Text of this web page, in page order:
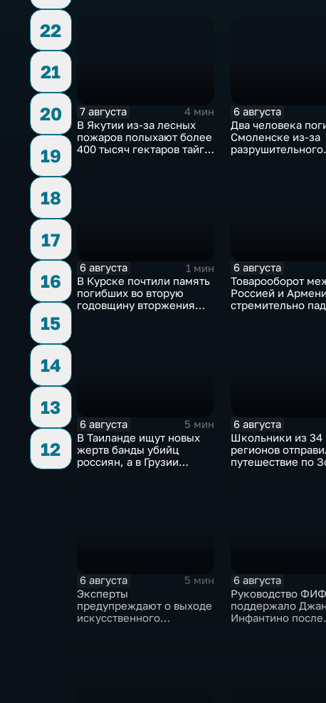
22
21
20
19
18
17
16
15
14
13
12
7 августа
4 мин
В Якутии из-за лесных
пожаров полыхают более
400 тысяч гектаров тайги,
6 августа
Два человека
Смоленске из-за
разрушительного
6 августа
1 мин
В Курске почтили память
погибших во вторую
годовщину вторжения
6 августа
Товарооборот
Россией и
стремительно
6 августа
5 мин
В Таиланде ищут новых
жертв банды убийц
россиян, а в Грузии
6 августа
Школьники из 34
регионов
путешествие по
6 августа
5 мин
Эксперты
предупреждают о выходе
искусственного
6 августа
Руководство
поддержало
Инфантино после